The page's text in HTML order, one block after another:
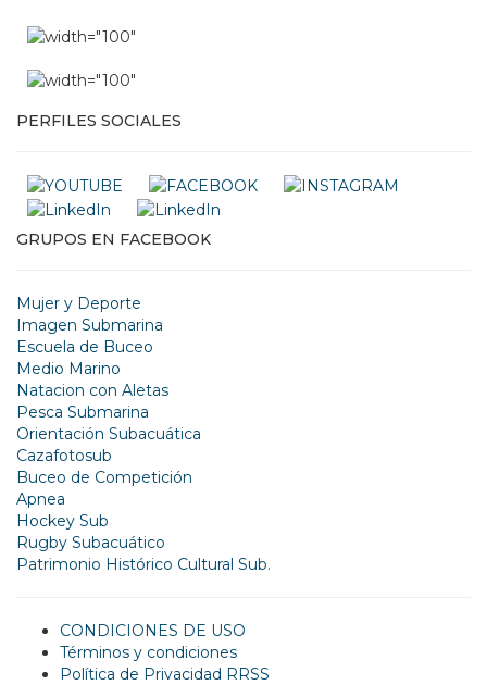
PERFILES SOCIALES
GRUPOS EN FACEBOOK
Mujer y Deporte
Imagen Submarina
Escuela de Buceo
Medio Marino
Natacion con Aletas
Pesca Submarina
Orientación Subacuática
Cazafotosub
Buceo de Competición
Apnea
Hockey Sub
Rugby Subacuático
Patrimonio Histórico Cultural Sub.
CONDICIONES DE USO
Términos y condiciones
Política de Privacidad RRSS